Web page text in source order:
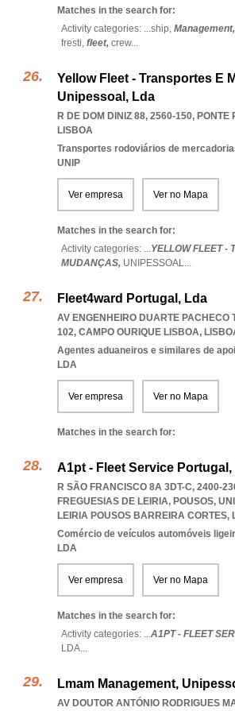
Matches in the search for:
Activity categories: ...ship, Management,
fresti, fleet, crew...
Yellow Fleet - Transportes E
Unipessoal, Lda
R DE DOM DINIZ 88, 2560-150, PONTE
LISBOA
Transportes rodoviários de
UNIP
Ver empresa Ver no Mapa
Matches in the search for:
Activity categories: ...YELLOW FLEET -
MUDANÇAS, UNIPESSOAL...
Fleet4ward Portugal, Lda
AV ENGENHEIRO DUARTE PACHECO
102, CAMPO OURIQUE LISBOA,
Agentes aduaneiros e similares de
LDA
Ver empresa Ver no Mapa
Matches in the search for:
A1pt - Fleet Service Portugal,
R SÃO FRANCISCO 8A 3DT-C, 2400-
FREGUESIAS DE LEIRIA, POUSOS,
LEIRIA POUSOS BARREIRA CORTES,
Comércio de veículos automóveis
LDA
Ver empresa Ver no Mapa
Matches in the search for:
Activity categories: ...A1PT - FLEET
LDA...
Lmam Management,
AV DOUTOR ANTÓNIO RODRIGUES